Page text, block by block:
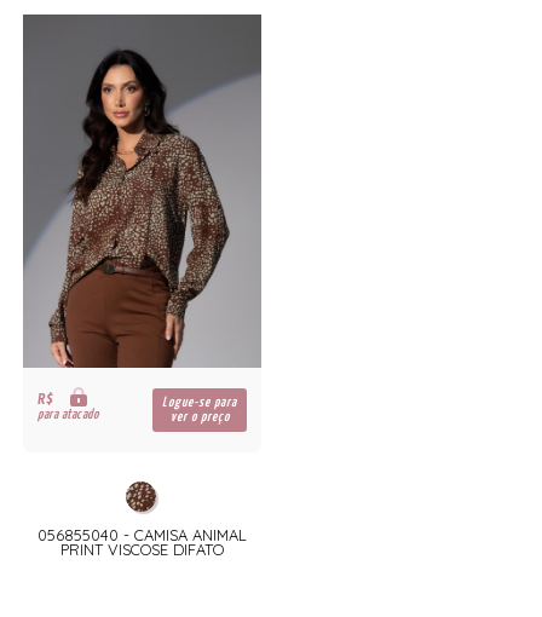
R$
para atacado
Logue-se para
ver o preço
056855040 - CAMISA ANIMAL
PRINT VISCOSE DIFATO